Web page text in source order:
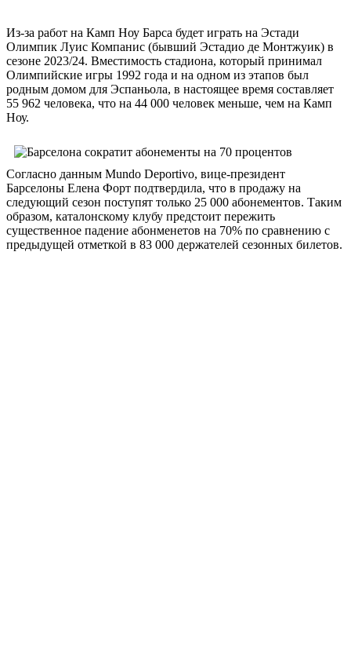
Из-за работ на Камп Ноу Барса будет играть на Эстади
Олимпик Луис Компанис (бывший Эстадио де Монтжуик) в
сезоне 2023/24. Вместимость стадиона, который принимал
Олимпийские игры 1992 года и на одном из этапов был
родным домом для Эспаньола, в настоящее время составляет
55 962 человека, что на 44 000 человек меньше, чем на Камп
Ноу.
Согласно данным Mundo Deportivo, вице-президент
Барселоны Елена Форт подтвердила, что в продажу на
следующий сезон поступят только 25 000 абонементов. Таким
образом, каталонскому клубу предстоит пережить
существенное падение абонменетов на 70% по сравнению с
предыдущей отметкой в 83 000 держателей сезонных билетов.